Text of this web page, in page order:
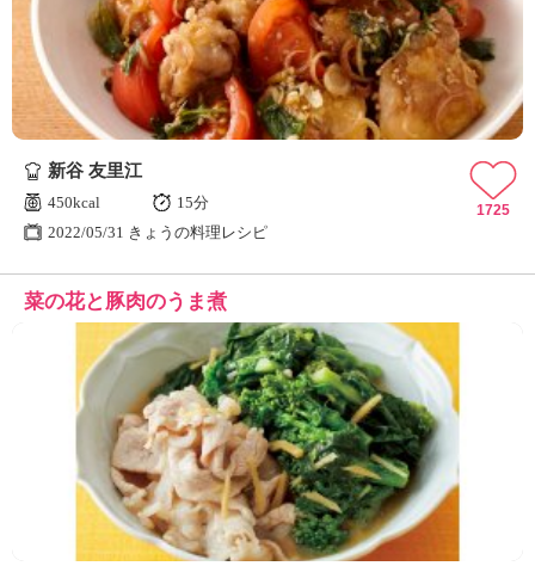
ケ
ー
シ
ョ
ナ
ん
の
ょ
う
の
料
理
」
新谷 友里江
450kcal
15分
2022/05/31 きょうの料理レシピ
1725
菜の花と豚肉のうま煮